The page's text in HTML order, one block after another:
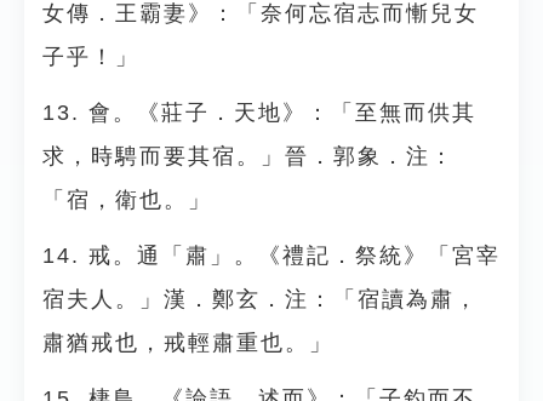
女傳．王霸妻》：「奈何忘宿志而慚兒女
子乎！」
13. 會。《莊子．天地》：「至無而供其
求，時騁而要其宿。」晉．郭象．注：
「宿，衛也。」
14. 戒。通「肅」。《禮記．祭統》「宮宰
宿夫人。」漢．鄭玄．注：「宿讀為肅，
肅猶戒也，戒輕肅重也。」